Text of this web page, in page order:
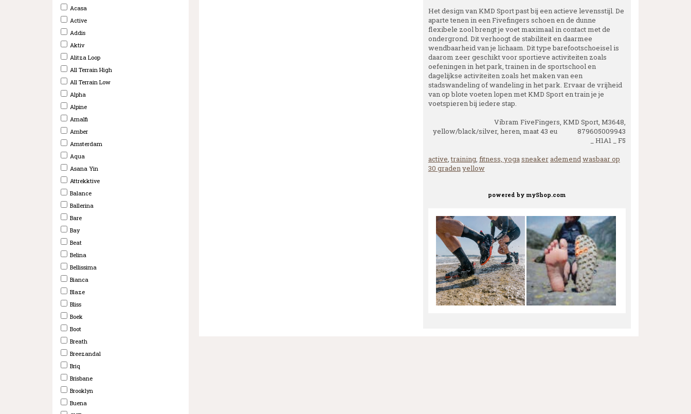
Acasa
Active
Addis
Aktiv
Alitza Loop
All Terrain High
All Terrain Low
Alpha
Alpine
Amalfi
Amber
Amsterdam
Aqua
Asana Yin
Attrekktive
Balance
Ballerina
Bare
Bay
Beat
Belina
Bellissima
Bianca
Blaze
Bliss
Boek
Boot
Breath
Breezandal
Briq
Brisbane
Brooklyn
Buena
Het design van KMD Sport past bij een actieve levensstijl. De
aparte tenen in een Fivefingers schoen en de dunne
flexibele zool brengt je voet maximaal in contact met de
ondergrond. Dit verhoogt de stabiliteit en daarmee
wendbaarheid van je lichaam. Dit type barefootschoeisel is
daarom zeer geschikt voor sportieve activiteiten zoals
oefeningen in het park, trainen in de sportschool en
dagelijkse activiteiten zoals het maken van een
stadswandeling of wandeling in het park. Ervaar de vrijheid
van op blote voeten lopen met KMD Sport en train je je
voetspieren bij iedere stap.
Vibram FiveFingers, KMD Sport, M3648,
yellow/black/silver, heren, maat 43 eu 879605009943
_ H1A1 _ F5
active,training, fitness, yogasneakerademendwasbaar op
30 gradenyellow
powered by myShop.com